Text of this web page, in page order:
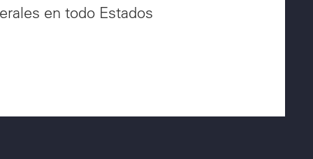
en todo Estados